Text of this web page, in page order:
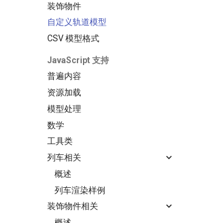
装饰物件
自定义轨道模型
CSV 模型格式
JavaScript 支持
普遍内容
资源加载
模型处理
数学
工具类
列车相关
概述
列车渲染样例
装饰物件相关